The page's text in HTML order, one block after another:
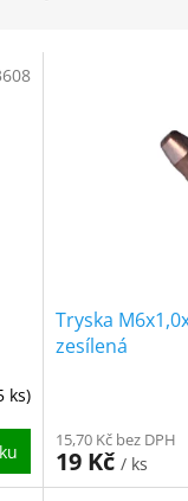
ks)
Tryska
zesílená
15,70 Kč bez DPH
19 Kč / ks